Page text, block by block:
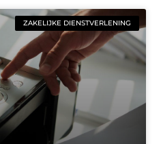
ZAKELIJKE DIENSTVERLENING